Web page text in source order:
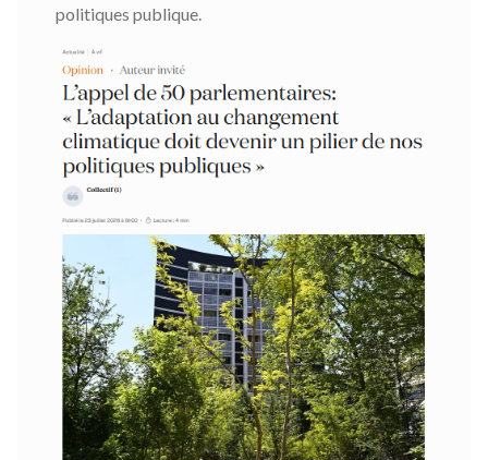
politiques publique.